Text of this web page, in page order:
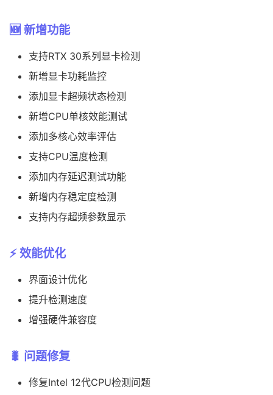
🆕 新增功能
支持RTX 30系列显卡检测
新增显卡功耗监控
添加显卡超频状态检测
新增CPU单核效能测试
添加多核心效率评估
支持CPU温度检测
添加内存延迟测试功能
新增内存稳定度检测
支持内存超频参数显示
⚡ 效能优化
界面设计优化
提升检测速度
增强硬件兼容度
🐛 问题修复
修复Intel 12代CPU检测问题